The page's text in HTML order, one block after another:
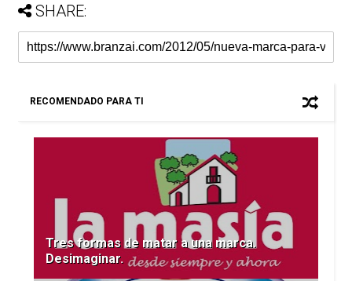
SHARE:
RECOMENDADO PARA TI
Tres formas de matar a una marca.
Desimaginar.